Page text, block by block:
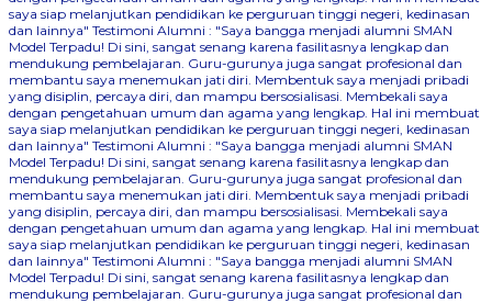
saya siap melanjutkan pendidikan ke perguruan tinggi negeri, kedinasan
dan lainnya" Testimoni Alumni : "Saya bangga menjadi alumni SMAN
Model Terpadu! Di sini, sangat senang karena fasilitasnya lengkap dan
mendukung pembelajaran. Guru-gurunya juga sangat profesional dan
membantu saya menemukan jati diri. Membentuk saya menjadi pribadi
yang disiplin, percaya diri, dan mampu bersosialisasi. Membekali saya
dengan pengetahuan umum dan agama yang lengkap. Hal ini membuat
saya siap melanjutkan pendidikan ke perguruan tinggi negeri, kedinasan
dan lainnya" Testimoni Alumni : "Saya bangga menjadi alumni SMAN
Model Terpadu! Di sini, sangat senang karena fasilitasnya lengkap dan
mendukung pembelajaran. Guru-gurunya juga sangat profesional dan
membantu saya menemukan jati diri. Membentuk saya menjadi pribadi
yang disiplin, percaya diri, dan mampu bersosialisasi. Membekali saya
dengan pengetahuan umum dan agama yang lengkap. Hal ini membuat
saya siap melanjutkan pendidikan ke perguruan tinggi negeri, kedinasan
dan lainnya" Testimoni Alumni : "Saya bangga menjadi alumni SMAN
Model Terpadu! Di sini, sangat senang karena fasilitasnya lengkap dan
mendukung pembelajaran. Guru-gurunya juga sangat profesional dan